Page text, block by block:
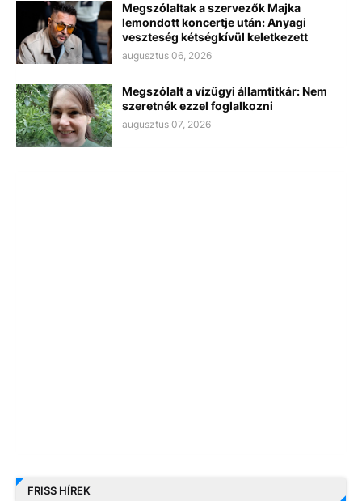
Megszólaltak a szervezők Majka
lemondott koncertje után: Anyagi
veszteség kétségkívül keletkezett
augusztus 06, 2026
Megszólalt a vízügyi államtitkár: Nem
szeretnék ezzel foglalkozni
augusztus 07, 2026
FRISS HÍREK